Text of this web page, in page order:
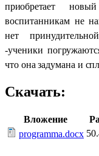
приобретает
воспитанникам не
нет
-ученики
что она задумана и
Скачать:
Вложение
programma.docx